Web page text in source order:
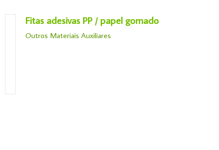
Fitas adesivas PP / papel gomado
Outros Materiais Auxiliares